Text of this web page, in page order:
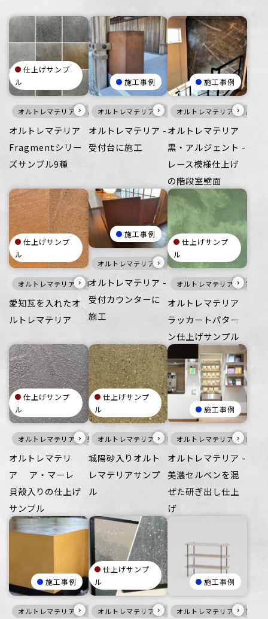
仕上げサンプ
ル
オルトレマテリア 黒 メタル 壁 家具・什器
›
オルトレマテリア
Fragmentシリー
ズサンプル9種
施工事例
オルトレマテリア メタル 家具・什器
›
オルトレマテリア -
受付台に施工
施工事例
オルトレマテリア 黒
›
オルトレマテリア
黒・アルジェント -
レース模様仕上げ
の階段室壁面
仕上げサンプ
ル
オルトレマテリア 暖色
›
愛知瓦を入れたオ
ルトレマテリア
施工事例
オルトレマテリア 暖色 メタル 家具・什器
›
オルトレマテリア -
受付カウンターに
施工
仕上げサンプ
ル
オルトレマテリア 寒色
›
オルトレマテリア
ラッカートパター
ン仕上げサンプル
仕上げサンプ
ル
オルトレマテリア 壁
›
オルトレマテリ
ア ア・マーレ
貝殻入りの仕上げ
サンプル
仕上げサンプ
ル
オルトレマテリア 暖色 壁 床 家具・什器
›
城陽砂入りオルト
レマテリアサンプ
ル
施工事例
オルトレマテリア 白
›
オルトレマテリア -
美濃セルベンを混
ぜた研ぎ出し仕上
げ
施工事例
オルトレマテリア メタル 家具・什器
›
仕上げサンプ
ル
オルトレマテリア 灰 家具・什器 壁
›
施工事例
オルトレマテリア 家具
›